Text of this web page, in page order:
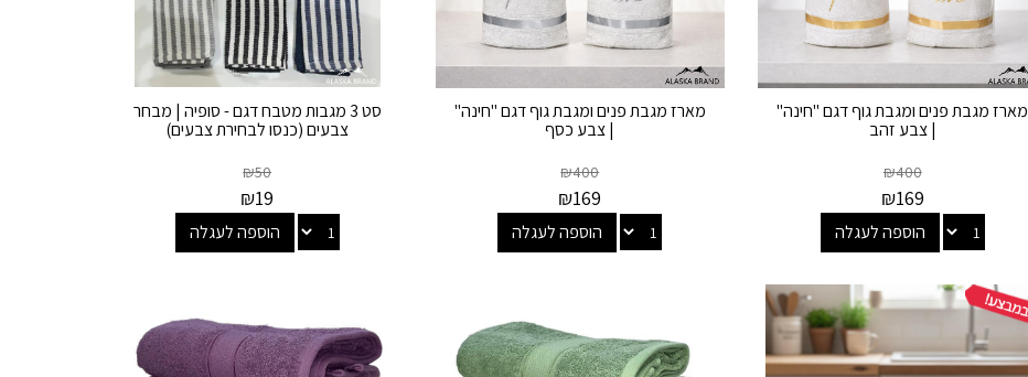
מארז מגבת פנים ומגבת גוף דגם "חינה"
| צבע זהב
₪400
₪169
הוספה לעגלה
מארז מגבת פנים ומגבת גוף דגם "חינה"
| צבע כסף
₪400
₪169
הוספה לעגלה
סט 3 מגבות מטבח דגם - סופיה | מבחר
צבעים (כנסו לבחירת צבעים)
₪50
₪19
הוספה לעגלה